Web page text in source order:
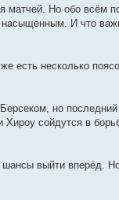
матчей. Но обо всём
насыщенным. И что
есть несколько
но последний
сойдутся в
шансы выйти вперёд.